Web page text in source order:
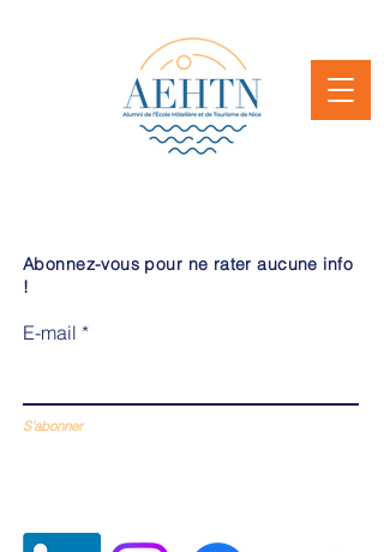
Abonnez-vous pour ne rater aucune info
!
E-mail
S'abonner